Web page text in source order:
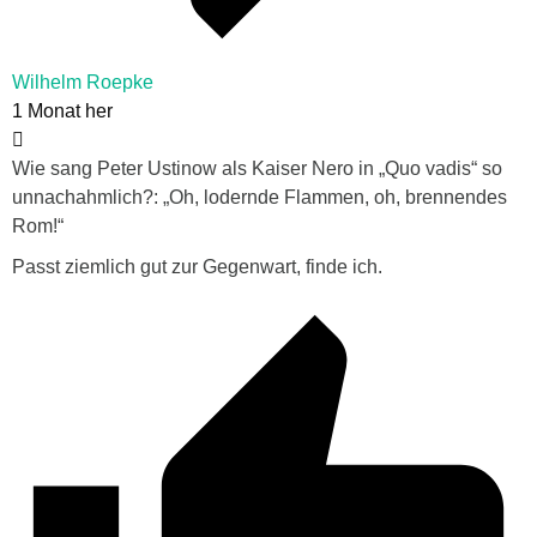
Wilhelm Roepke
1 Monat her
Wie sang Peter Ustinow als Kaiser Nero in „Quo vadis“ so
unnachahmlich?: „Oh, lodernde Flammen, oh, brennendes
Rom!“
Passt ziemlich gut zur Gegenwart, finde ich.